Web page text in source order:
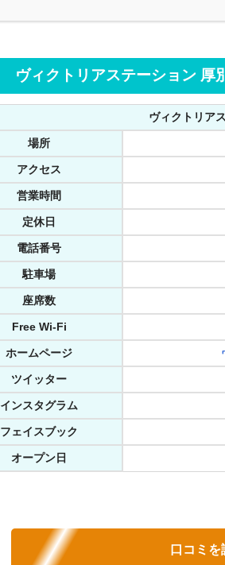
ヴィクトリアステーション 厚
ヴィクトリア
場所
アクセス
営業時間
定休日
電話番号
駐車場
座席数
Free Wi-Fi
ホームページ
ツイッター
インスタグラム
フェイスブック
オープン日
口コミを